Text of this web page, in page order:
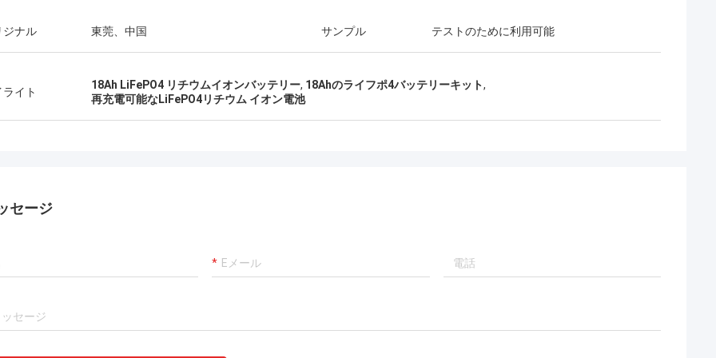
ジナル 東莞、中国 サンプル テストのために利用可能
イト
18Ah LiFePO4 リチウムイオンバッテリー, 18Ahのライフポ4バッテリーキット,
再充電可能なLiFePO4リチウム イオン電池
セージ